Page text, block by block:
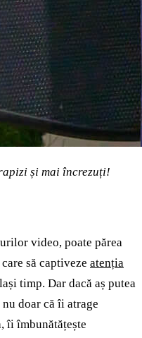
și mai încrezuți!
video, poate părea
să captiveze atenția
timp. Dar dacă aș putea
doar că îi atrage
îi îmbunătățește